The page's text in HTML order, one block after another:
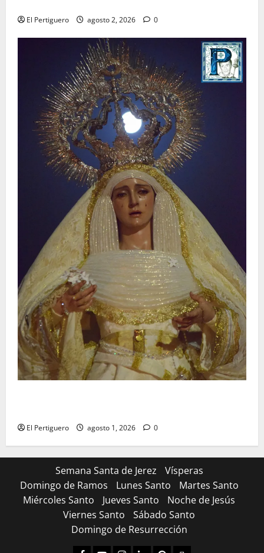
El Pertiguero agosto 2, 2026 0
El Pertiguero agosto 1, 2026 0
Semana Santa de Jerez
Vísperas
Domingo de Ramos
Lunes Santo
Martes Santo
Miércoles Santo
Jueves Santo
Noche de Jesús
Viernes Santo
Sábado Santo
Domingo de Resurrección